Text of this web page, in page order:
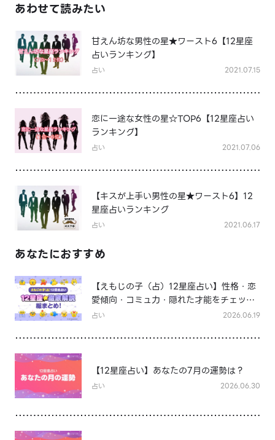
あわせて読みたい
甘えん坊な男性の星★ワースト6【12星座
占いランキング】
占い 2021.07.15
恋に一途な女性の星☆TOP6【12星座占い
ランキング】
占い 2021.07.06
【キスが上手い男性の星★ワースト6】12
星座占いランキング
占い 2021.06.17
あなたにおすすめ
【えもじの子（占）12星座占い】性格・恋
愛傾向・コミュ力・隠れた才能をチェッ
ク！12星座★徹底解説まとめ
占い 2026.06.19
【12星座占い】あなたの7月の運勢は？
占い 2026.06.30